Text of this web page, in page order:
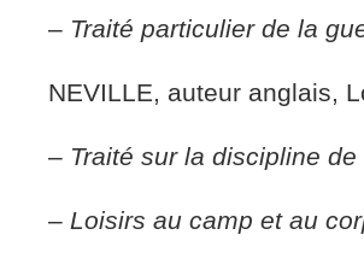
– Traité particulier de la
NEVILLE, auteur anglais,
– Traité sur la discipline
– Loisirs au camp et au